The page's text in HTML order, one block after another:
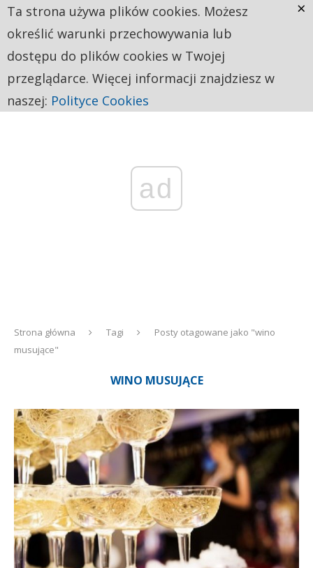
ad
Strona główna Tagi
Posty otagowane jako "wino
musujące"
WINO MUSUJĄCE
Ta strona używa plików cookies. Możesz
określić warunki przechowywania lub
dostępu do plików cookies w Twojej
przeglądarce. Więcej informacji znajdziesz w
naszej: Polityce Cookies
×